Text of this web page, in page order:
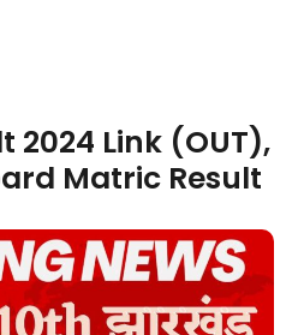
2024 Link (OUT),
Matric Result